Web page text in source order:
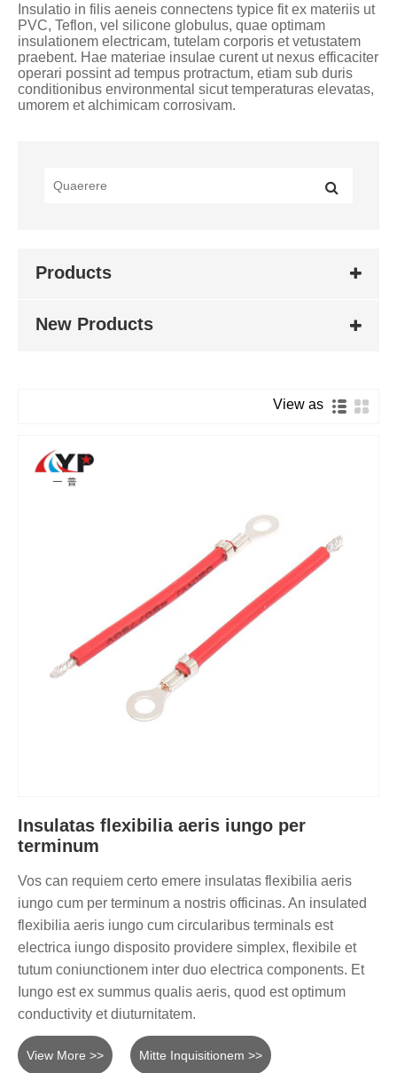
Insulatio in filis aeneis connectens typice fit ex materiis ut
PVC, Teflon, vel silicone globulus, quae optimam
insulationem electricam, tutelam corporis et vetustatem
praebent. Hae materiae insulae curent ut nexus efficaciter
operari possint ad tempus protractum, etiam sub duris
conditionibus environmental sicut temperaturas elevatas,
umorem et alchimicam corrosivam.
Products
New Products
View as
Insulatas flexibilia aeris iungo per
terminum
Vos can requiem certo emere insulatas flexibilia aeris
iungo cum per terminum a nostris officinas. An insulated
flexibilia aeris iungo cum circularibus terminals est
electrica iungo disposito providere simplex, flexibile et
tutum coniunctionem inter duo electrica components. Et
Iungo est ex summus qualis aeris, quod est optimum
conductivity et diuturnitatem.
View More >> Mitte Inquisitionem >>